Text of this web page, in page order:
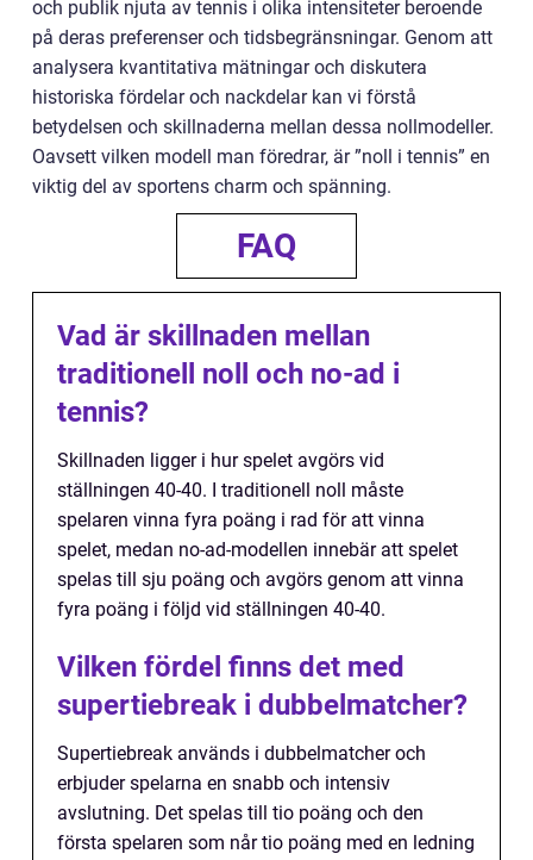
och publik njuta av tennis i olika intensiteter beroende
på deras preferenser och tidsbegränsningar. Genom att
analysera kvantitativa mätningar och diskutera
historiska fördelar och nackdelar kan vi förstå
betydelsen och skillnaderna mellan dessa nollmodeller.
Oavsett vilken modell man föredrar, är ”noll i tennis” en
viktig del av sportens charm och spänning.
FAQ
Vad är skillnaden mellan
traditionell noll och no-ad i
tennis?
Skillnaden ligger i hur spelet avgörs vid
ställningen 40-40. I traditionell noll måste
spelaren vinna fyra poäng i rad för att vinna
spelet, medan no-ad-modellen innebär att spelet
spelas till sju poäng och avgörs genom att vinna
fyra poäng i följd vid ställningen 40-40.
Vilken fördel finns det med
supertiebreak i dubbelmatcher?
Supertiebreak används i dubbelmatcher och
erbjuder spelarna en snabb och intensiv
avslutning. Det spelas till tio poäng och den
första spelaren som når tio poäng med en ledning